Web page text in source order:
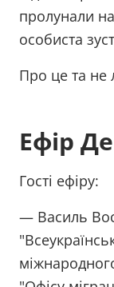
пролунали на
особиста
Про це та не
Ефір
Гості ефіру:
— Василь